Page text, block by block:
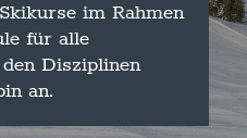
im Rahmen
für alle
Disziplinen
an.